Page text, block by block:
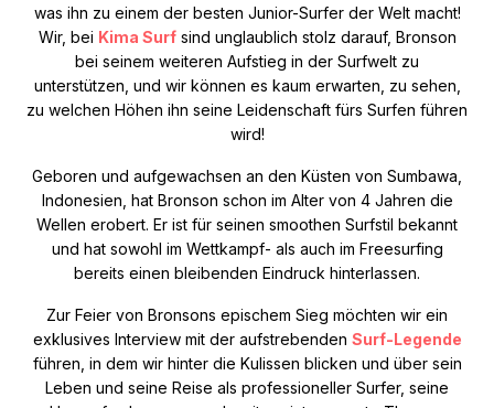
was ihn zu einem der besten Junior-Surfer der Welt macht!
Wir, bei Kima Surfsind unglaublich stolz darauf, Bronson
bei seinem weiteren Aufstieg in der Surfwelt zu
unterstützen, und wir können es kaum erwarten, zu sehen,
zu welchen Höhen ihn seine Leidenschaft fürs Surfen führen
wird!
Geboren und aufgewachsen an den Küsten von Sumbawa,
Indonesien, hat Bronson schon im Alter von 4 Jahren die
Wellen erobert. Er ist für seinen smoothen Surfstil bekannt
und hat sowohl im Wettkampf- als auch im Freesurfing
bereits einen bleibenden Eindruck hinterlassen.
Zur Feier von Bronsons epischem Sieg möchten wir ein
exklusives Interview mit der aufstrebenden Surf-Legende
führen, in dem wir hinter die Kulissen blicken und über sein
Leben und seine Reise als professioneller Surfer, seine